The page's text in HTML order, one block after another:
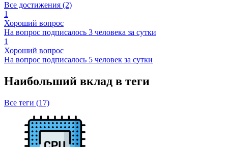
Все достижения (2)
1
Хороший вопрос
На вопрос подписалось 3 человека за сутки
1
Хороший вопрос
На вопрос подписалось 5 человек за сутки
Наибольший вклад в теги
Все теги (17)